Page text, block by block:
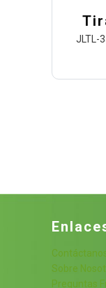
JLTL-
Sobre
Preguntas